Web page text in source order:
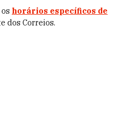
horários específicos de
dos Correios.